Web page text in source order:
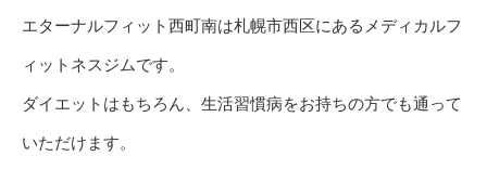
エターナルフィット西町南は札幌市西区にあるメディカルフ
ィットネスジムです。
ダイエットはもちろん、生活習慣病をお持ちの方でも通って
いただけます。